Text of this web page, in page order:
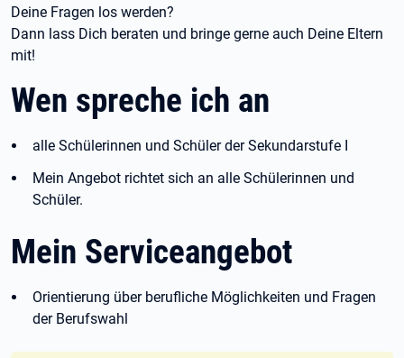
Deine Fragen los werden?
Dann lass Dich beraten und bringe gerne auch Deine Eltern
mit!
Wen spreche ich an
alle Schülerinnen und Schüler der Sekundarstufe I
Mein Angebot richtet sich an alle Schülerinnen und
Schüler.
Mein Serviceangebot
Orientierung über berufliche Möglichkeiten und Fragen
der Berufswahl